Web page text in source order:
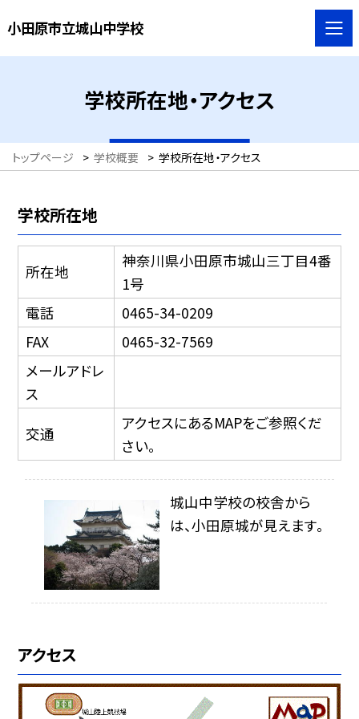
小田原市立城山中学校
学校所在地・アクセス
トップページ > 学校概要 > 学校所在地・アクセス
学校所在地
所在地
神奈川県小田原市城山三丁目4番
1号
電話
0465-34-0209
FAX
0465-32-7569
メールアドレ
ス
交通
アクセスにあるMAPをご参照くだ
さい。
城山中学校の校舎から
は、小田原城が見えます。
アクセス